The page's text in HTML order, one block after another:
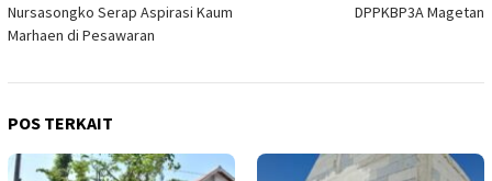
Nursasongko Serap Aspirasi Kaum
Marhaen di Pesawaran
DPPKBP3A Magetan
POS TERKAIT